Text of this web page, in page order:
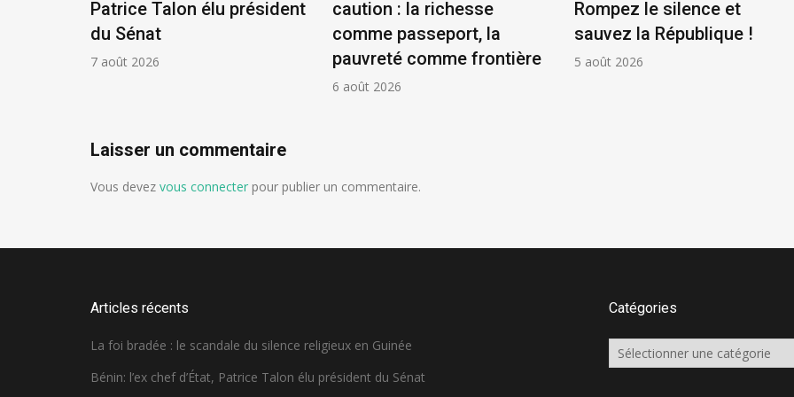
Patrice Talon élu président
du Sénat
7 août 2026
caution : la richesse
comme passeport, la
pauvreté comme frontière
6 août 2026
Rompez le silence et
sauvez la République !
5 août 2026
Laisser un commentaire
Vous devez vous connecter pour publier un commentaire.
Articles récents
La foi bradée : le scandale du silence religieux en Guinée
Bénin: l’ex chef d’État, Patrice Talon élu président du Sénat
Catégories
Catégories